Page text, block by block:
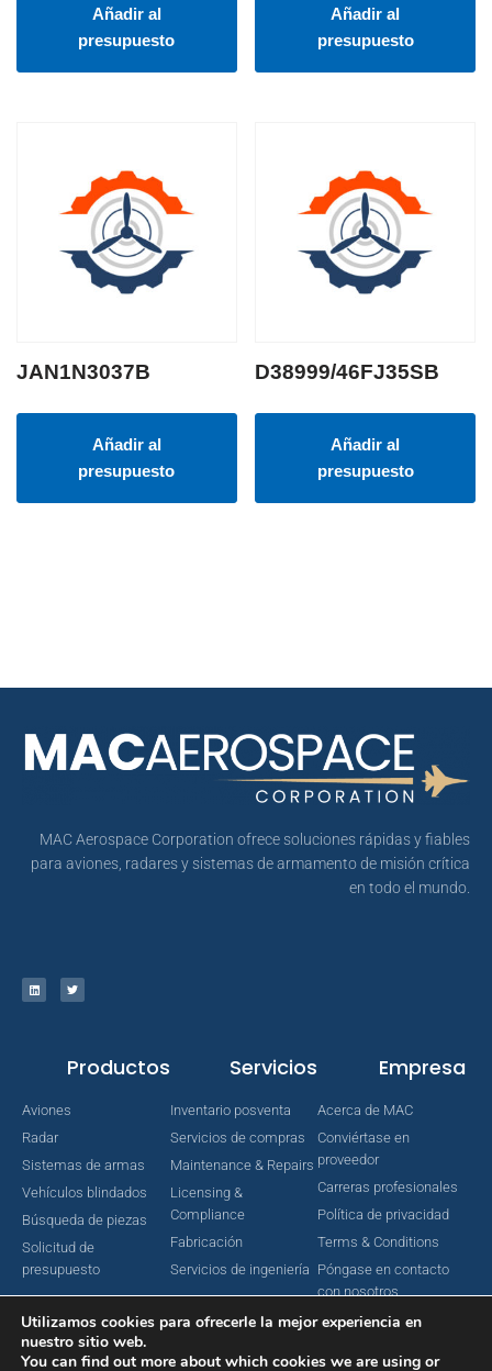
Añadir al
presupuesto
Añadir al
presupuesto
JAN1N3037B
Añadir al
presupuesto
D38999/46FJ35SB
Añadir al
presupuesto
MAC Aerospace Corporation ofrece soluciones rápidas y fiables
para aviones, radares y sistemas de armamento de misión crítica
en todo el mundo.
Productos
Aviones
Radar
Sistemas de armas
Vehículos blindados
Búsqueda de piezas
Solicitud de
presupuesto
Servicios
Inventario posventa
Servicios de compras
Maintenance & Repairs
Licensing &
Compliance
Fabricación
Servicios de ingeniería
Empresa
Acerca de MAC
Conviértase en
proveedor
Carreras profesionales
Política de privacidad
Terms & Conditions
Póngase en contacto
con nosotros
Utilizamos cookies para ofrecerle la mejor experiencia en
nuestro sitio web.
You can find out more about which cookies we are using or